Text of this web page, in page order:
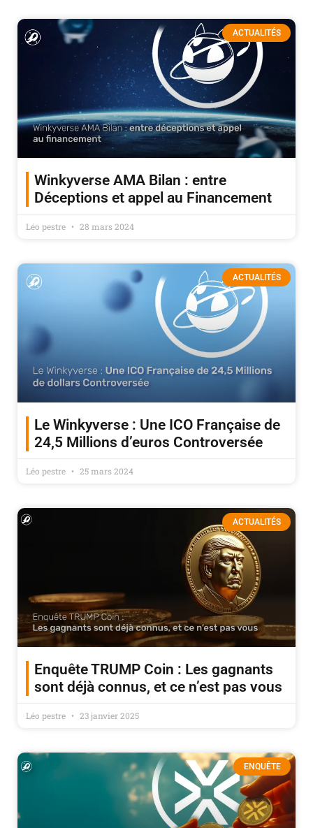
ACTUALITÉS
Winkyverse AMA Bilan : entre
Déceptions et appel au Financement
Léo pestre 28 mars 2024
ACTUALITÉS
Le Winkyverse : Une ICO Française de
24,5 Millions d’euros Controversée
Léo pestre 25 mars 2024
ACTUALITÉS
Enquête TRUMP Coin : Les gagnants
sont déjà connus, et ce n’est pas vous
Léo pestre 23 janvier 2025
ENQUÊTE